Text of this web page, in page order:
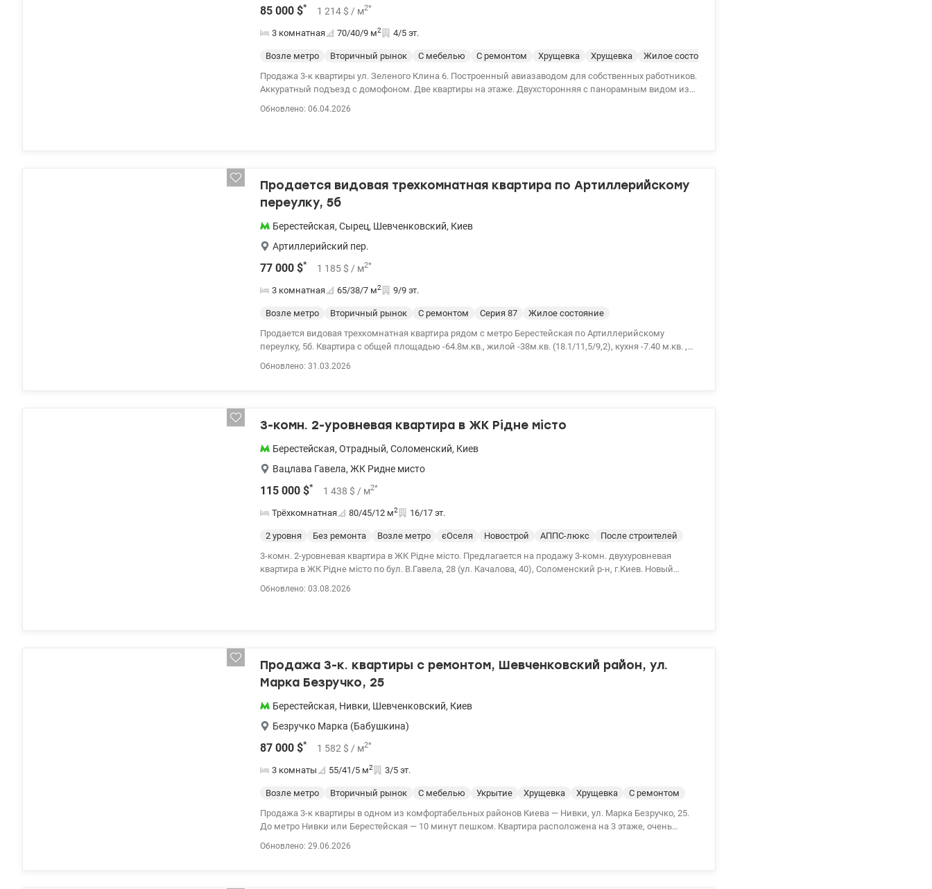
85 000 $* 1 214 $ / м2*
3 комнатная 70/40/9 м2 4/5 эт.
Возле метро Вторичный рынок С мебелью С ремонтом Хрущевка Хрущевка
Жилое состояние
Продажа 3-к квартиры ул. Зеленого Клина 6. Построенный авиазаводом для собственных работников.
Аккуратный подъезд с домофоном. Две квартиры на этаже. Двухсторонняя с панорамным видом из
Обновлено: 06.04.2026
Продается видовая трехкомнатная квартира по Артиллерийскому
переулку, 5б
Берестейская, Сырец, Шевченковский, Киев
Артиллерийский пер.
77 000 $* 1 185 $ / м2*
3 комнатная 65/38/7 м2 9/9 эт.
Возле метро Вторичный рынок С ремонтом Cерия 87
Жилое состояние
Продается видовая трехкомнатная квартира рядом с метро Берестейская по Артиллерийскому
переулку, 5б. Квартира с общей площадью -64.8м.кв., жилой -38м.кв. (18.1/11,5/9,2), кухня -7.40 м.кв. ,
Обновлено: 31.03.2026
3-комн. 2-уровневая квартира в ЖК Рідне місто
Берестейская, Отрадный, Соломенский, Киев
Вацлава Гавела, ЖК Ридне мисто
115 000 $* 1 438 $ / м2*
Трёхкомнатная 80/45/12 м2 16/17 эт.
2 уровня Без ремонта Возле метро єОселя Новострой АППС-люкс
После строителей
3-комн. 2-уровневая квартира в ЖК Рідне місто. Предлагается на продажу 3-комн. двухуровневая
квартира в ЖК Рідне місто по бул. В.Гавела, 28 (ул. Качалова, 40), Соломенский р-н, г.Киев. Новый
Обновлено: 03.08.2026
Продажа 3-к. квартиры с ремонтом, Шевченковский район, ул.
Марка Безручко, 25
Берестейская, Нивки, Шевченковский, Киев
Безручко Марка (Бабушкина)
87 000 $* 1 582 $ / м2*
3 комнаты 55/41/5 м2 3/5 эт.
Возле метро Вторичный рынок С мебелью Укрытие Хрущевка Хрущевка
С ремонтом
Продажа 3-к квартиры в одном из комфортабельных районов Киева — Нивки, ул. Марка Безручко, 25.
До метро Нивки или Берестейская — 10 минут пешком. Квартира расположена на 3 этаже, очень
Обновлено: 29.06.2026